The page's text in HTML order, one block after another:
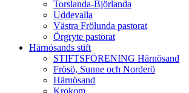
Torslanda-Björlanda
Uddevalla
Västra Frölunda pastorat
Örgryte pastorat
Härnösands stift
STIFTSFÖRENING Härnösand
Frösö, Sunne och Norderö
Härnösand
Krokom